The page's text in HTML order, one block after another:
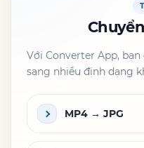
Với Converter App,
sang nhiều định dạng
MP4 → JPG